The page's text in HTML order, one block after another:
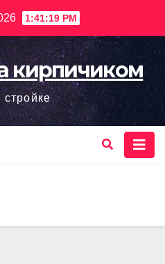
1:41:20 PM
кирпичиком
стройке